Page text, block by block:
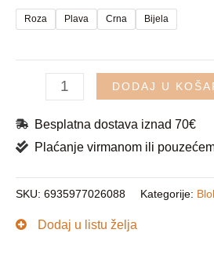
Roza Plava Crna Bijela
DODAJ U
Besplatna dostava iznad 70€
Plaćanje virmanom ili
SKU: 6935977026088 Kategorije:
Dodaj u listu želja